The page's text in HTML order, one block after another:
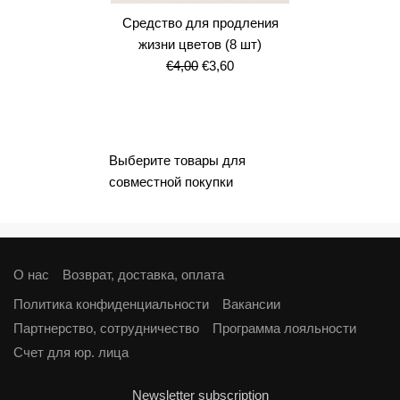
Средство для продления
жизни цветов (8 шт)
€4,00 Первоначальная
€3,60Текущая
Выберите товары для
совместной покупки
О нас
Возврат, доставка, оплата
Политика конфиденциальности
Вакансии
Партнерство, сотрудничество
Программа лояльности
Cчет для юр. лица
Newsletter subscription